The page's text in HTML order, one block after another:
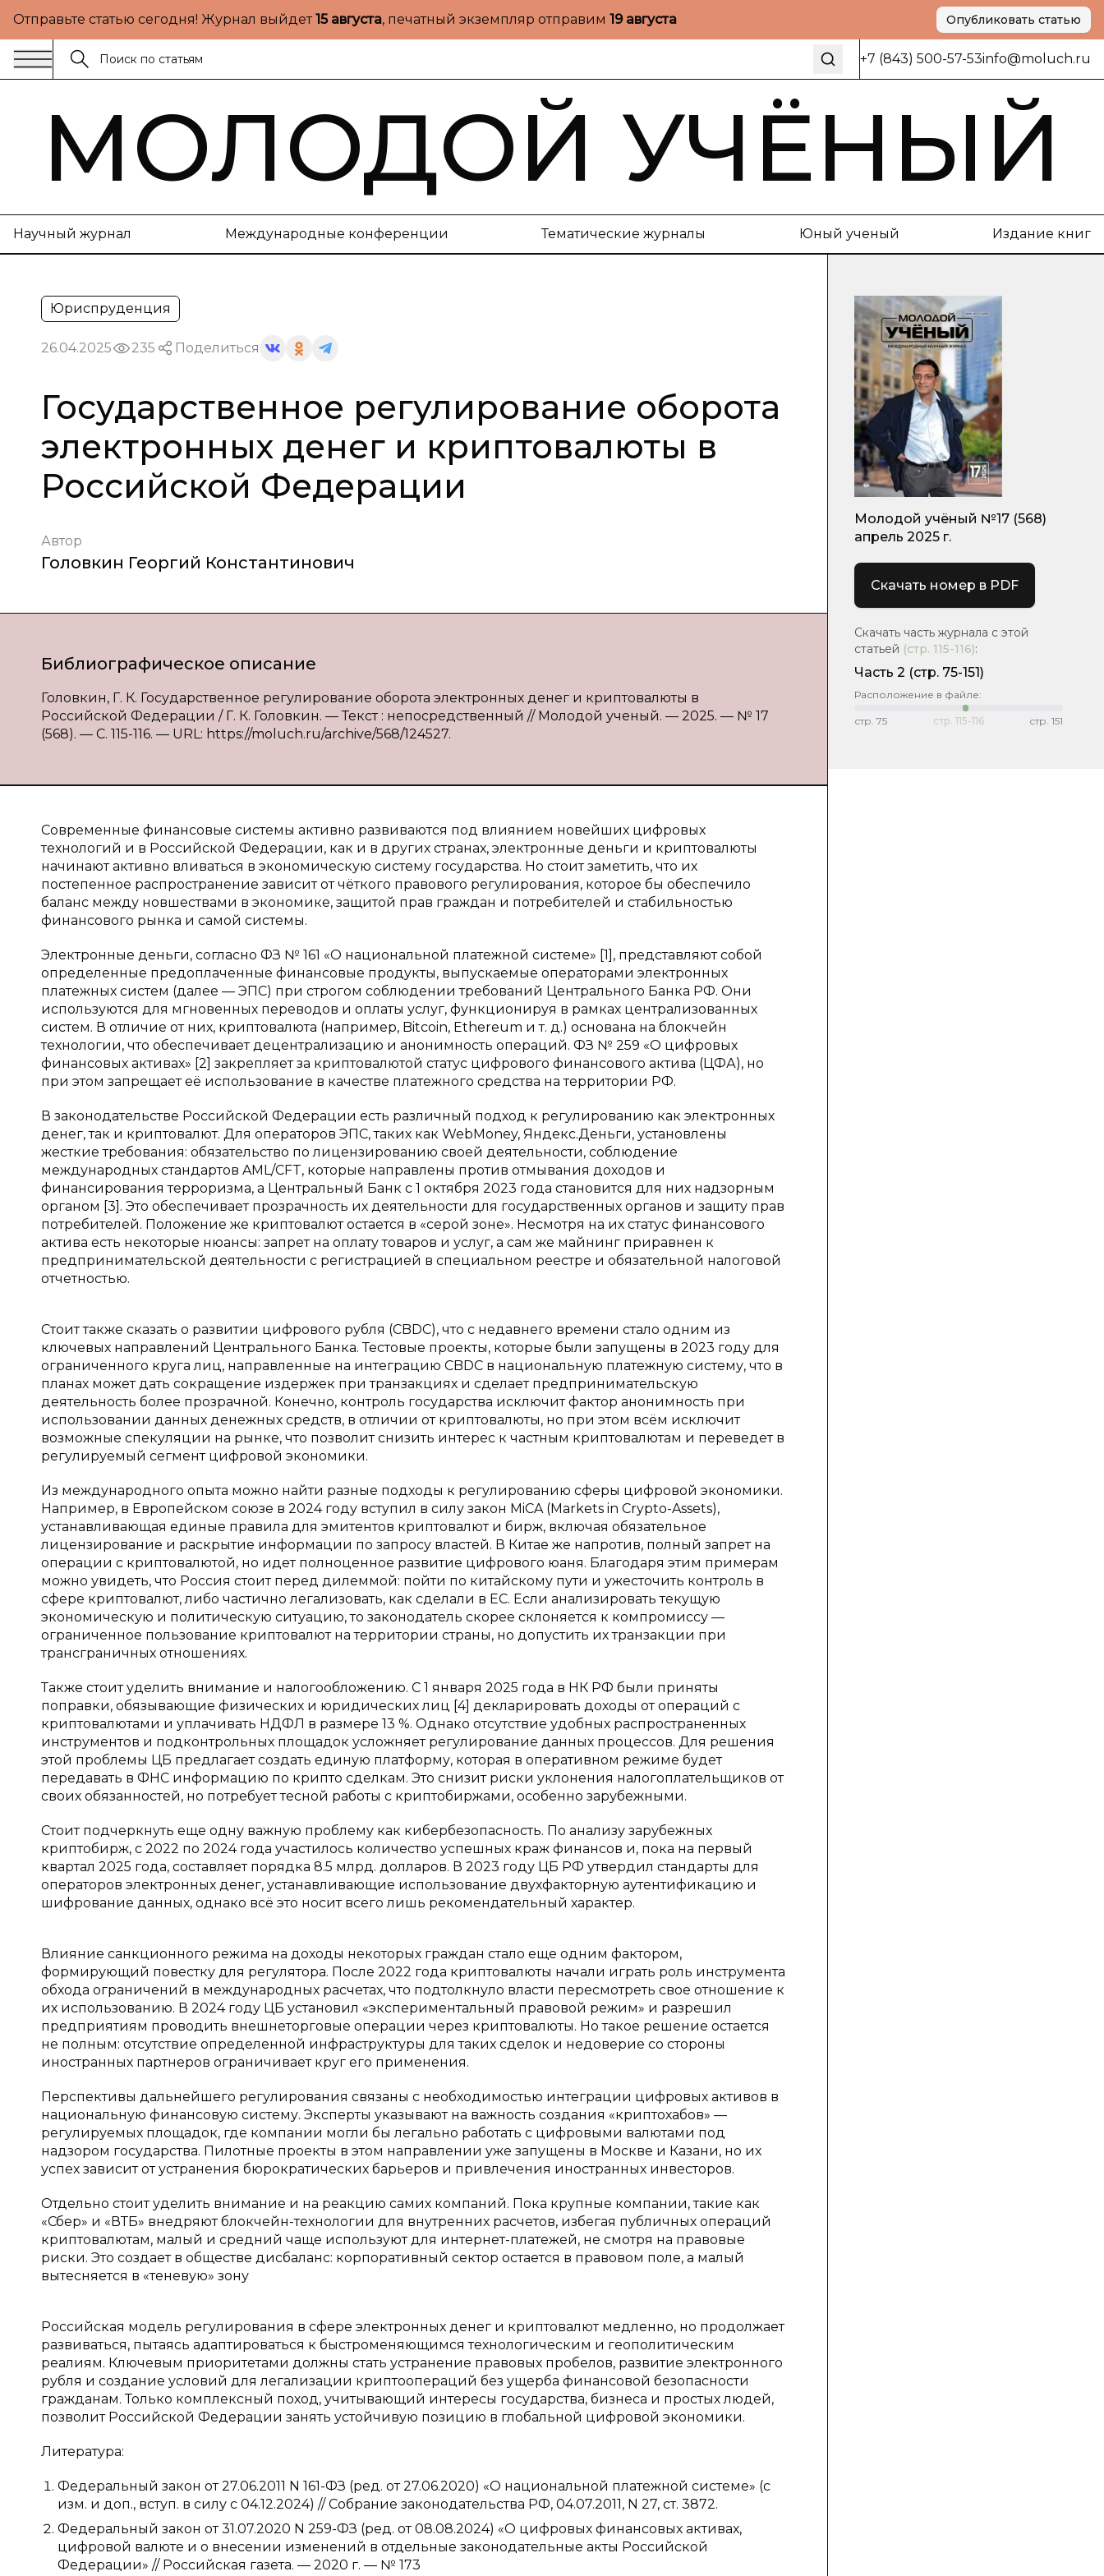
Отправьте статью сегодня! Журнал выйдет15 августа, печатный экземпляр отправим 19 августа Опубликовать статью
+7 (843) 500-57-53info@moluch.ru
МОЛОДОЙ УЧЁНЫЙ
Научный журнал Международные конференции Тематические журналы Юный ученый Издание книг
Юриспруденция
26.04.2025 235 Поделиться
Государственное регулирование оборота
электронных денег и криптовалюты в
Российской Федерации
Автор
Головкин Георгий Константинович
Библиографическое описание
Головкин, Г. К. Государственное регулирование оборота электронных денег и криптовалюты в
Российской Федерации / Г. К. Головкин. — Текст : непосредственный // Молодой ученый. — 2025. — № 17
(568). — С. 115-116. — URL: https://moluch.ru/archive/568/124527.
Современные финансовые системы активно развиваются под влиянием новейших цифровых
технологий и в Российской Федерации, как и в других странах, электронные деньги и криптовалюты
начинают активно вливаться в экономическую систему государства. Но стоит заметить, что их
постепенное распространение зависит от чёткого правового регулирования, которое бы обеспечило
баланс между новшествами в экономике, защитой прав граждан и потребителей и стабильностью
финансового рынка и самой системы.
Электронные деньги, согласно ФЗ № 161 «О национальной платежной системе» [1], представляют собой
определенные предоплаченные финансовые продукты, выпускаемые операторами электронных
платежных систем (далее — ЭПС) при строгом соблюдении требований Центрального Банка РФ. Они
используются для мгновенных переводов и оплаты услуг, функционируя в рамках централизованных
систем. В отличие от них, криптовалюта (например, Bitcoin, Ethereum и т. д.) основана на блокчейн
технологии, что обеспечивает децентрализацию и анонимность операций. ФЗ № 259 «О цифровых
финансовых активах» [2] закрепляет за криптовалютой статус цифрового финансового актива (ЦФА), но
при этом запрещает её использование в качестве платежного средства на территории РФ.
В законодательстве Российской Федерации есть различный подход к регулированию как электронных
денег, так и криптовалют. Для операторов ЭПС, таких как WebMoney, Яндекс.Деньги, установлены
жесткие требования: обязательство по лицензированию своей деятельности, соблюдение
международных стандартов AML/CFT, которые направлены против отмывания доходов и
финансирования терроризма, а Центральный Банк с 1 октября 2023 года становится для них надзорным
органом [3]. Это обеспечивает прозрачность их деятельности для государственных органов и защиту прав
потребителей. Положение же криптовалют остается в «серой зоне». Несмотря на их статус финансового
актива есть некоторые нюансы: запрет на оплату товаров и услуг, а сам же майнинг приравнен к
предпринимательской деятельности с регистрацией в специальном реестре и обязательной налоговой
отчетностью.
Стоит также сказать о развитии цифрового рубля (CBDC), что с недавнего времени стало одним из
ключевых направлений Центрального Банка. Тестовые проекты, которые были запущены в 2023 году для
ограниченного круга лиц, направленные на интеграцию CBDC в национальную платежную систему, что в
планах может дать сокращение издержек при транзакциях и сделает предпринимательскую
деятельность более прозрачной. Конечно, контроль государства исключит фактор анонимность при
использовании данных денежных средств, в отличии от криптовалюты, но при этом всём исключит
возможные спекуляции на рынке, что позволит снизить интерес к частным криптовалютам и переведет в
регулируемый сегмент цифровой экономики.
Из международного опыта можно найти разные подходы к регулированию сферы цифровой экономики.
Например, в Европейском союзе в 2024 году вступил в силу закон MiCA (Markets in Crypto-Assets),
устанавливающая единые правила для эмитентов криптовалют и бирж, включая обязательное
лицензирование и раскрытие информации по запросу властей. В Китае же напротив, полный запрет на
операции с криптовалютой, но идет полноценное развитие цифрового юаня. Благодаря этим примерам
можно увидеть, что Россия стоит перед дилеммой: пойти по китайскому пути и ужесточить контроль в
сфере криптовалют, либо частично легализовать, как сделали в ЕС. Если анализировать текущую
экономическую и политическую ситуацию, то законодатель скорее склоняется к компромиссу —
ограниченное пользование криптовалют на территории страны, но допустить их транзакции при
трансграничных отношениях.
Также стоит уделить внимание и налогообложению. С 1 января 2025 года в НК РФ были приняты
поправки, обязывающие физических и юридических лиц [4] декларировать доходы от операций с
криптовалютами и уплачивать НДФЛ в размере 13 %. Однако отсутствие удобных распространенных
инструментов и подконтрольных площадок усложняет регулирование данных процессов. Для решения
этой проблемы ЦБ предлагает создать единую платформу, которая в оперативном режиме будет
передавать в ФНС информацию по крипто сделкам. Это снизит риски уклонения налогоплательщиков от
своих обязанностей, но потребует тесной работы с криптобиржами, особенно зарубежными.
Стоит подчеркнуть еще одну важную проблему как кибербезопасность. По анализу зарубежных
криптобирж, с 2022 по 2024 года участилось количество успешных краж финансов и, пока на первый
квартал 2025 года, составляет порядка 8.5 млрд. долларов. В 2023 году ЦБ РФ утвердил стандарты для
операторов электронных денег, устанавливающие использование двухфакторную аутентификацию и
шифрование данных, однако всё это носит всего лишь рекомендательный характер.
Влияние санкционного режима на доходы некоторых граждан стало еще одним фактором,
формирующий повестку для регулятора. После 2022 года криптовалюты начали играть роль инструмента
обхода ограничений в международных расчетах, что подтолкнуло власти пересмотреть свое отношение к
их использованию. В 2024 году ЦБ установил «экспериментальный правовой режим» и разрешил
предприятиям проводить внешнеторговые операции через криптовалюты. Но такое решение остается
не полным: отсутствие определенной инфраструктуры для таких сделок и недоверие со стороны
иностранных партнеров ограничивает круг его применения.
Перспективы дальнейшего регулирования связаны с необходимостью интеграции цифровых активов в
национальную финансовую систему. Эксперты указывают на важность создания «криптохабов» —
регулируемых площадок, где компании могли бы легально работать с цифровыми валютами под
надзором государства. Пилотные проекты в этом направлении уже запущены в Москве и Казани, но их
успех зависит от устранения бюрократических барьеров и привлечения иностранных инвесторов.
Отдельно стоит уделить внимание и на реакцию самих компаний. Пока крупные компании, такие как
«Сбер» и «ВТБ» внедряют блокчейн-технологии для внутренних расчетов, избегая публичных операций
криптовалютам, малый и средний чаще используют для интернет-платежей, не смотря на правовые
риски. Это создает в обществе дисбаланс: корпоративный сектор остается в правовом поле, а малый
вытесняется в «теневую» зону
Российская модель регулирования в сфере электронных денег и криптовалют медленно, но продолжает
развиваться, пытаясь адаптироваться к быстроменяющимся технологическим и геополитическим
реалиям. Ключевым приоритетами должны стать устранение правовых пробелов, развитие электронного
рубля и создание условий для легализации криптоопераций без ущерба финансовой безопасности
гражданам. Только комплексный поход, учитывающий интересы государства, бизнеса и простых людей,
позволит Российской Федерации занять устойчивую позицию в глобальной цифровой экономики.
Литература:
Федеральный закон от 27.06.2011 N 161-ФЗ (ред. от 27.06.2020) «О национальной платежной системе» (с
изм. и доп., вступ. в силу с 04.12.2024) // Собрание законодательства РФ, 04.07.2011, N 27, ст. 3872.
Федеральный закон от 31.07.2020 N 259-ФЗ (ред. от 08.08.2024) «О цифровых финансовых активах,
цифровой валюте и о внесении изменений в отдельные законодательные акты Российской
Федерации» // Российская газета. — 2020 г. — № 173
Молодой учёный №17 (568)
апрель 2025 г.
Скачать номер в PDF
Скачать часть журнала с этой
статьей (стр. 115-116):
Часть 2 (стр. 75-151)
Расположение в файле:
стр. 75 стр. 115-116 стр. 151